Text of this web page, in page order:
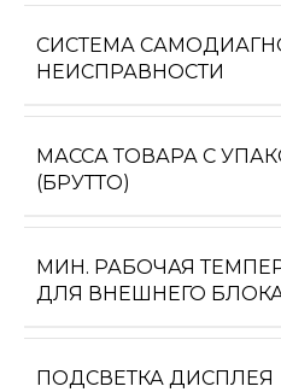
СИСТЕМА
НЕИСПРАВНОСТИ
МАССА ТОВАРА С
(БРУТТО)
МИН. РАБОЧАЯ
ДЛЯ ВНЕШНЕГО
ПОДСВЕТКА ДИСПЛЕЯ